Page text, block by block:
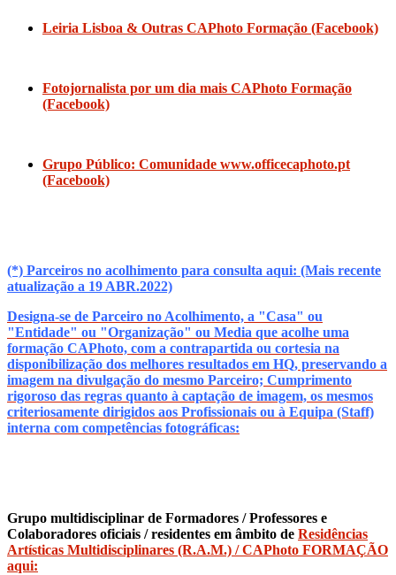
Leiria Lisboa & Outras CAPhoto Formação (Facebook)
Fotojornalista por um dia mais CAPhoto Formação
(Facebook)
Grupo Público: Comunidade www.officecaphoto.pt
(Facebook)
(*) Parceiros no acolhimento para consulta aqui: (Mais recente
atualização a 19 ABR.2022)
Designa-se de Parceiro no Acolhimento, a "Casa" ou
"Entidade" ou "Organização" ou Media que acolhe uma
formação CAPhoto, com a contrapartida ou cortesia na
disponibilização dos melhores resultados em HQ, preservando a
imagem na divulgação do mesmo Parceiro; Cumprimento
rigoroso das regras quanto à captação de imagem, os mesmos
criteriosamente dirigidos aos Profissionais ou à Equipa (Staff)
interna com competências fotográficas:
Grupo multidisciplinar de Formadores / Professores e
Colaboradores oficiais / residentes em âmbito de Residências
Artísticas Multidisciplinares (R.A.M.) / CAPhoto FORMAÇÃO
aqui: